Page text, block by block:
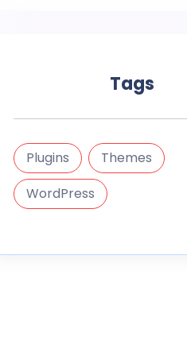
Tags
Plugins
Themes
WordPress